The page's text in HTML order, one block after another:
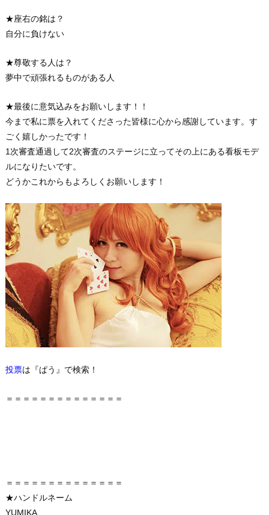
★座右の銘は？
自分に負けない
★尊敬する人は？
夢中で頑張れるものがある人
★最後に意気込みをお願いします！！
今まで私に票を入れてくださった皆様に心から感謝しています。す
ごく嬉しかったです！
1次審査通過して2次審査のステージに立ってその上にある看板モデ
ルになりたいです。
どうかこれからもよろしくお願いします！
投票は『ぱう』で検索！
＝＝＝＝＝＝＝＝＝＝＝＝＝＝
＝＝＝＝＝＝＝＝＝＝＝＝＝＝
★ハンドルネーム
YUMIKA